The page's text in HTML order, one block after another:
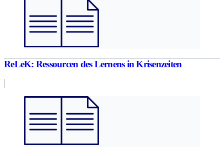
ReLeK: Ressourcen des Lernens in Krisenzeiten